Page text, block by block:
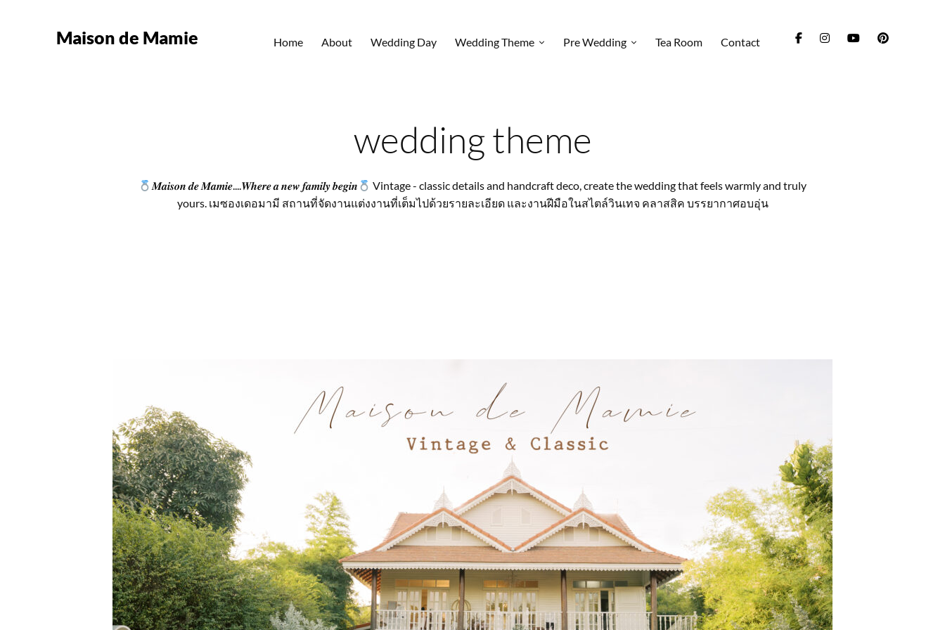
Maison de Mamie Home About Wedding Day Wedding Theme Pre Wedding Tea Room Contact
wedding theme
𝑴𝒂𝒊𝒔𝒐𝒏 𝒅𝒆 𝑴𝒂𝒎𝒊𝒆....𝑾𝒉𝒆𝒓𝒆 𝒂 𝒏𝒆𝒘 𝒇𝒂𝒎𝒊𝒍𝒚 𝒃𝒆𝒈𝒊𝒏
Vintage - classic details and handcraft deco, create the wedding that feels warmly and truly
yours. เมซองเดอมามี สถานที่จัดงานแต่งงานที่เต็มไปด้วยรายละเอียด และงานฝีมือในสไตล์วินเทจ คลาสสิค บรรยากาศอบอุ่น